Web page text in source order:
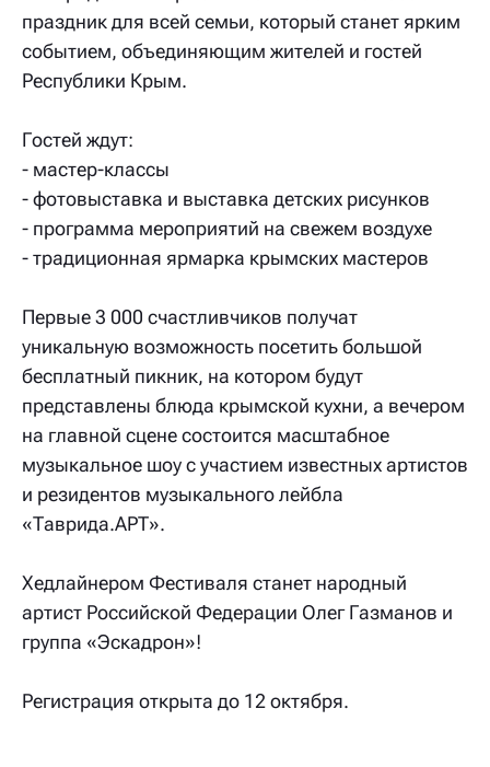
праздник для всей семьи, который станет ярким
событием, объединяющим жителей и гостей
Республики Крым.
Гостей ждут:
- мастер-классы
- фотовыставка и выставка детских рисунков
- программа мероприятий на свежем воздухе
- традиционная ярмарка крымских мастеров
Первые 3 000 счастливчиков получат
уникальную возможность посетить большой
бесплатный пикник, на котором будут
представлены блюда крымской кухни, а вечером
на главной сцене состоится масштабное
музыкальное шоу с участием известных артистов
и резидентов музыкального лейбла
«Таврида.АРТ».
Хедлайнером Фестиваля станет народный
артист Российской Федерации Олег Газманов и
группа «Эскадрон»!
Регистрация открыта до 12 октября.